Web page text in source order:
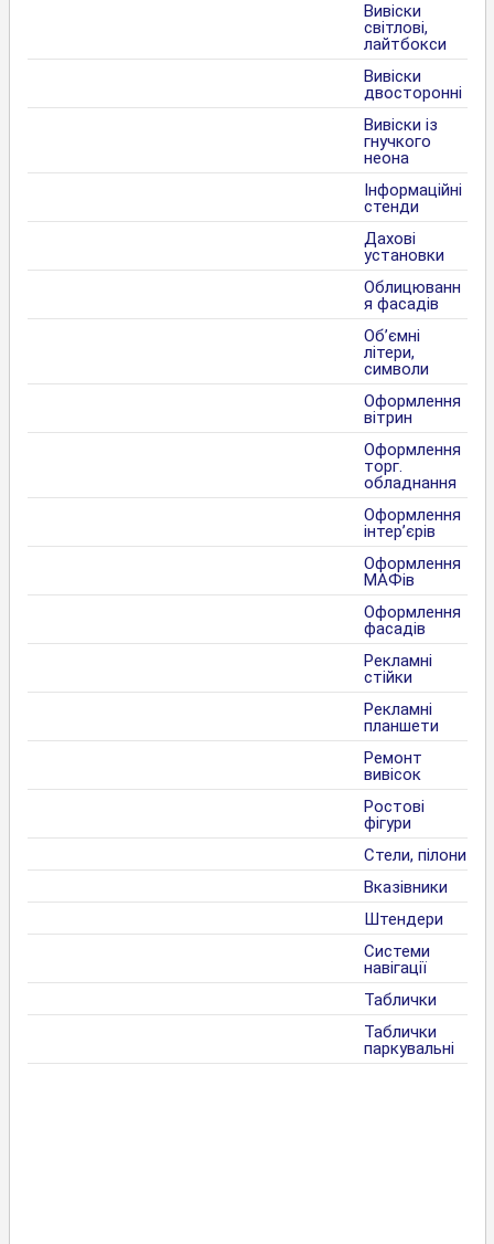
Вивіски
світлові,
лайтбокси
Вивіски
двосторонні
Вивіски із
гнучкого
неона
Інформаційні
стенди
Дахові
установки
Облицюванн
я фасадів
Об’ємні
літери,
символи
Оформлення
вітрин
Оформлення
торг.
обладнання
Оформлення
інтер’єрів
Оформлення
МАФів
Оформлення
фасадів
Рекламні
стійки
Рекламні
планшети
Ремонт
вивісок
Ростові
фігури
Стели, пілони
Вказівники
Штендери
Системи
навігації
Таблички
Таблички
паркувальні